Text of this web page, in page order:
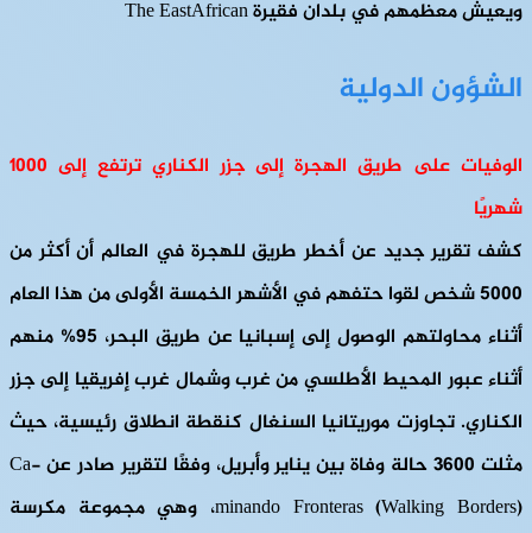
ويعيش معظمهم في بلدان فقيرة The EastAfrican
الشؤون الدولية
الوفيات على طريق الهجرة إلى جزر الكناري ترتفع إلى 1000
شهريًا
كشف تقرير جديد عن أخطر طريق للهجرة في العالم أن أكثر من
5000 شخص لقوا حتفهم في الأشهر الخمسة الأولى من هذا العام
أثناء محاولتهم الوصول إلى إسبانيا عن طريق البحر، 95% منهم
أثناء عبور المحيط الأطلسي من غرب وشمال غرب إفريقيا إلى جزر
الكناري. تجاوزت موريتانيا السنغال كنقطة انطلاق رئيسية، حيث
مثلت 3600 حالة وفاة بين يناير وأبريل، وفقًا لتقرير صادر عن Ca-
minando Fronteras (Walking Borders)، وهي مجموعة مكرسة